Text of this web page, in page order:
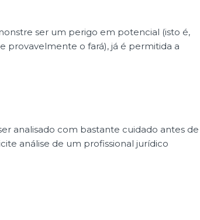
ser um perigo em potencial (isto é,
provavelmente o fará), já é permitida a
analisado com bastante cuidado antes de
análise de um profissional jurídico